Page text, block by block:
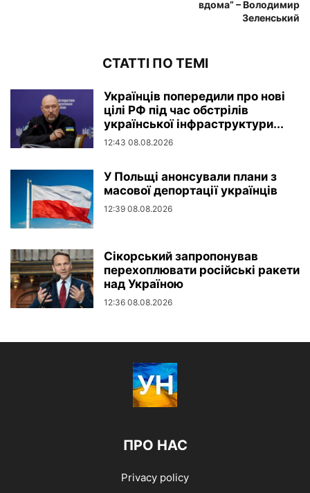
вдома” – Володимир
Зеленський
СТАТТІ ПО ТЕМІ
Українців попередили про нові
цілі РФ під час обстрілів
української інфраструктури...
12:43 08.08.2026
У Польщі анонсували плани з
масової депортації українців
12:39 08.08.2026
Сікорський запропонував
перехоплювати російські ракети
над Україною
12:36 08.08.2026
ПРО НАС
Privacy policy